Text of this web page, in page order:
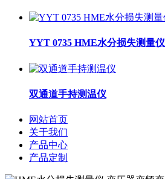
YYT 0735 HME水分损失测量仪
双通道手持测温仪
网站首页
关于我们
产品中心
产品定制